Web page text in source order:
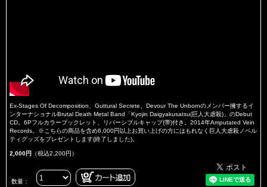
Ex-Stages Of Decomposition、Guttural Secrete、Devour The Unbornのメンバー擁するイ
ンターナショナルBrutal Death Metal Band「Kyojin Daigyakusatsu(巨人大虐殺)」のDebut
CD。6Pフルカラーブックレット、リバーシブルキャップ(帯)付き。2014年Amputated Vein
Records。※こちらの商品を含め6,000円以上お買い上げの方にはもれなく巨人大虐殺ノベル
ティグッズをプレゼントします(終了しました)。
2,000円 （税込2,200円）
数量：